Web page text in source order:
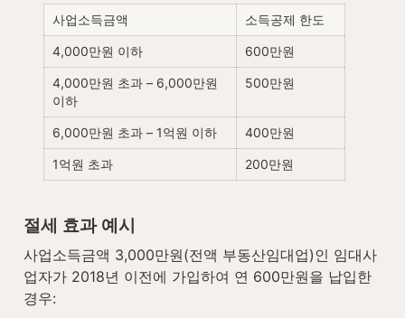
사업소득금액 소득공제 한도
4,000만원 이하 600만원
4,000만원 초과 – 6,000만원
이하
500만원
6,000만원 초과 – 1억원 이하 400만원
1억원 초과 200만원
절세 효과 예시
사업소득금액 3,000만원(전액 부동산임대업)인 임대사
업자가 2018년 이전에 가입하여 연 600만원을 납입한
경우: